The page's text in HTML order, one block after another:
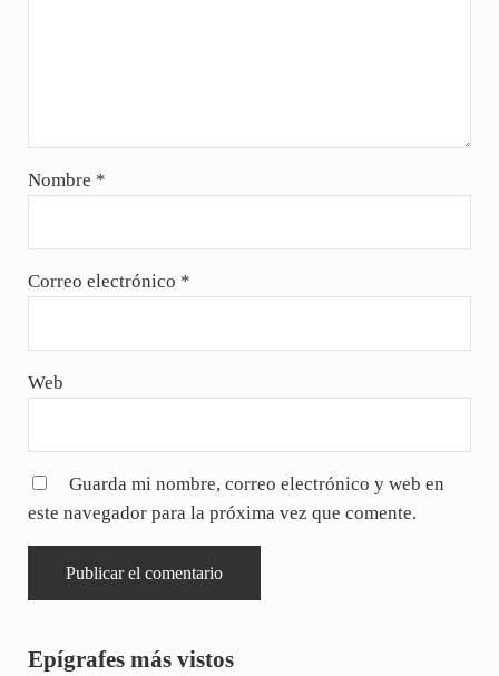
Nombre *
Correo electrónico *
Web
Guarda mi nombre, correo electrónico y web en
este navegador para la próxima vez que comente.
Sidebar
Epígrafes más vistos